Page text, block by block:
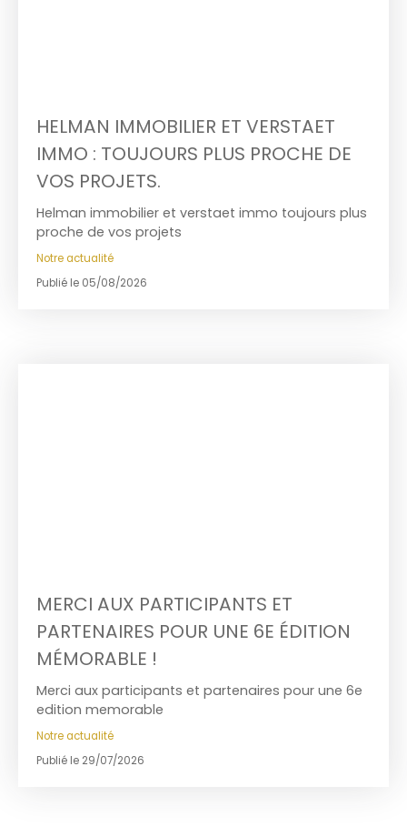
HELMAN IMMOBILIER ET VERSTAET
IMMO : TOUJOURS PLUS PROCHE DE
VOS PROJETS.
Helman immobilier et verstaet immo toujours plus
proche de vos projets
Notre actualité
Publié le 05/08/2026
MERCI AUX PARTICIPANTS ET
PARTENAIRES POUR UNE 6E ÉDITION
MÉMORABLE !
Merci aux participants et partenaires pour une 6e
edition memorable
Notre actualité
Publié le 29/07/2026